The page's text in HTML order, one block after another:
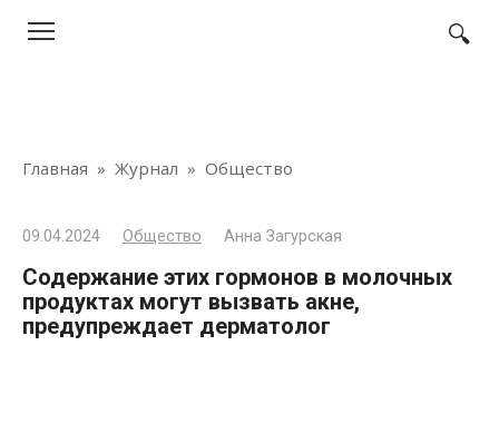
Главная » Журнал » Общество
09.04.2024 Общество Анна Загурская
Содержание этих гормонов в молочных
продуктах могут вызвать акне,
предупреждает дерматолог